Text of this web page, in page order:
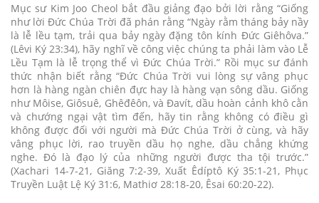
Mục sư Kim Joo Cheol bắt đầu giảng đạo bởi lời rằng “Giống
như lời Đức Chúa Trời đã phán rằng “Ngày rằm tháng bảy nầy
là lễ lều tạm, trải qua bảy ngày đặng tôn kính Ðức Giêhôva.”
(Lêvi Ký 23:34), hãy nghĩ về công việc chúng ta phải làm vào Lễ
Lều Tạm là lễ trọng thể vì Đức Chúa Trời.” Rồi mục sư đánh
thức nhận biết rằng “Đức Chúa Trời vui lòng sự vâng phục
hơn là hàng ngàn chiên đực hay là hàng vạn sông dầu. Giống
như Môise, Giôsuê, Ghêđêôn, và Đavít, dầu hoàn cảnh khô cằn
và chướng ngại vật tìm đến, hãy tin rằng không có điều gì
không được đối với người mà Đức Chúa Trời ở cùng, và hãy
vâng phục lời, rao truyền dầu họ nghe, dầu chẳng khứng
nghe. Đó là đạo lý của những người được tha tội trước.”
(Xachari 14-7-21, Giăng 7:2-39, Xuất Êdíptô Ký 35:1-21, Phục
Truyền Luật Lệ Ký 31:6, Mathiơ 28:18-20, Êsai 60:20-22).